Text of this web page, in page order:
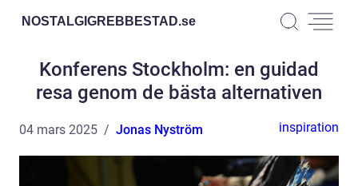
NOSTALGIGREBBESTAD.se
Konferens Stockholm: en guidad
resa genom de bästa alternativen
04 mars 2025 Jonas Nyström inspiration